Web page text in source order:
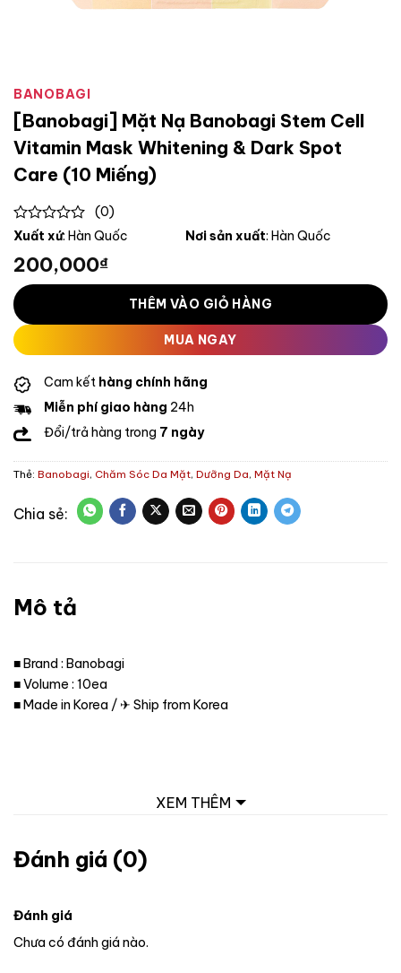
BANOBAGI
[Banobagi] Mặt Nạ Banobagi Stem Cell
Vitamin Mask Whitening & Dark Spot
Care (10 Miếng)
0
of
5
(0)
Xuất xứ: Hàn Quốc Nơi sản xuất: Hàn Quốc
200,000₫
THÊM VÀO GIỎ HÀNG
MUA NGAY
Cam kết hàng chính hãng
Miễn phí giao hàng 24h
Đổi/trả hàng trong 7 ngày
Thẻ: Banobagi, Chăm Sóc Da Mặt, Dưỡng Da, Mặt Nạ
Mô tả
■ Brand : Banobagi
■ Volume : 10ea
■ Made in Korea / ✈ Ship from Korea
XEM THÊM
Đánh giá (0)
Đánh giá
Chưa có đánh giá nào.